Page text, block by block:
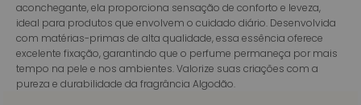
aconchegante, ela proporciona sensação de conforto e leveza,
ideal para produtos que envolvem o cuidado diário. Desenvolvida
com matérias-primas de alta qualidade, essa essência oferece
excelente fixação, garantindo que o perfume permaneça por mais
tempo na pele e nos ambientes. Valorize suas criações com a
pureza e durabilidade da fragrância Algodão.